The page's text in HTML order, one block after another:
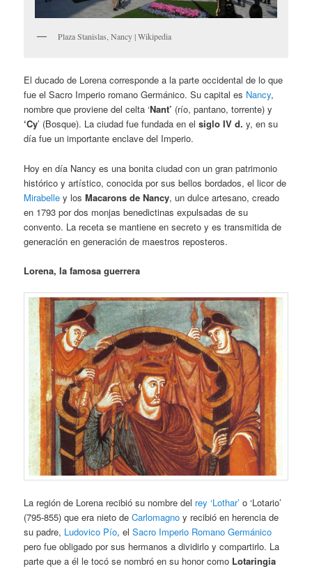
Plaza Stanislas, Nancy | Wikipedia
El ducado de Lorena corresponde a la parte occidental de lo que
fue el Sacro Imperio romano Germánico. Su capital es Nancy,
nombre que proviene del celta ‘Nant’ (río, pantano, torrente) y
‘Cy’ (Bosque). La ciudad fue fundada en elsiglo IV d. y, en su
día fue un importante enclave del Imperio.
Hoy en día Nancy es una bonita ciudad con un gran patrimonio
histórico y artístico, conocida por sus bellos bordados, el licor de
Mirabelle y losMacarons de Nancy, un dulce artesano, creado
en 1793 por dos monjas benedictinas expulsadas de su
convento. La receta se mantiene en secreto y es transmitida de
generación en generación de maestros reposteros.
Lorena, la famosa guerrera
La región de Lorena recibió su nombre del rey ‘Lothar’ o ‘Lotario’
(795-855) que era nieto deCarlomagno y recibió en herencia de
su padre, Ludovico Pío, elSacro Imperio Romano Germánico
pero fue obligado por sus hermanos a dividirlo y compartirlo. La
parte que a él le tocó se nombró en su honor como Lotaringia